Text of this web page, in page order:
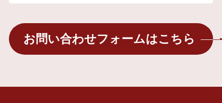
お問い合わせフォームはこちら